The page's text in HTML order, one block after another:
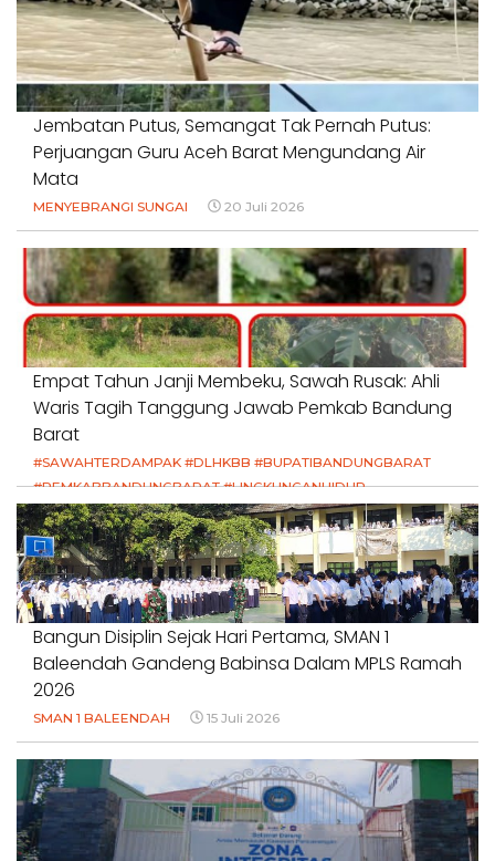
Jembatan Putus, Semangat Tak Pernah Putus:
Perjuangan Guru Aceh Barat Mengundang Air
Mata
MENYEBRANGI SUNGAI 20 Juli 2026
Empat Tahun Janji Membeku, Sawah Rusak: Ahli
Waris Tagih Tanggung Jawab Pemkab Bandung
Barat
#SAWAHTERDAMPAK #DLHKBB #BUPATIBANDUNGBARAT
#PEMKABBANDUNGBARAT #LINGKUNGANHIDUP
#HAKPETANI #KEADILANUNTUKPETANI
#NORMALISASISALURAN #IRIGASIRUSAK
#DUGAANPENCEMARAN #AKUNTABILITASPEMERINTAH
18 Juli 2026
Bangun Disiplin Sejak Hari Pertama, SMAN 1
Baleendah Gandeng Babinsa Dalam MPLS Ramah
2026
SMAN 1 BALEENDAH 15 Juli 2026